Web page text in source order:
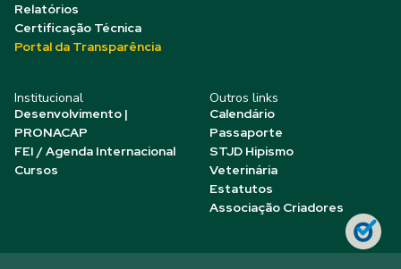
Relatórios
Certificação Técnica
Portal da Transparência
Institucional
Desenvolvimento |
PRONACAP
FEI / Agenda Internacional
Cursos
Outros links
Calendário
Passaporte
STJD Hipismo
Veterinária
Estatutos
Associação Criadores